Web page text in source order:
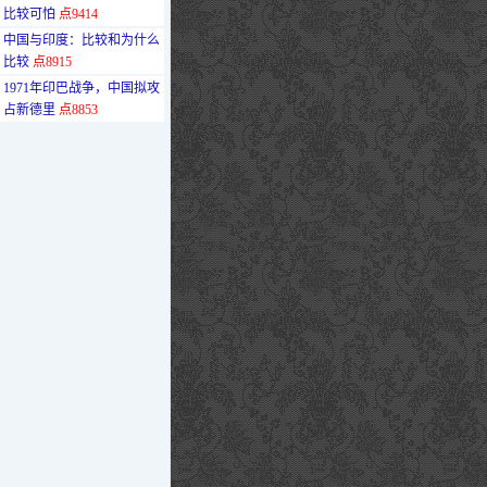
比较可怕 点9414
中国与印度：比较和为什么
比较 点8915
1971年印巴战争，中国拟攻
占新德里 点8853